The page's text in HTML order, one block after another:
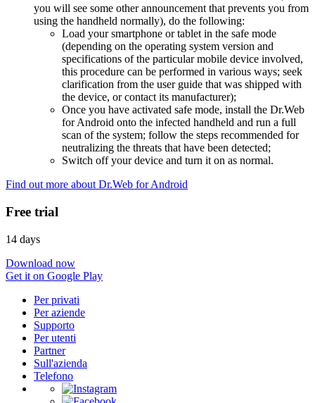
you will see some other announcement that prevents you from
using the handheld normally), do the following:
Load your smartphone or tablet in the safe mode
(depending on the operating system version and
specifications of the particular mobile device involved,
this procedure can be performed in various ways; seek
clarification from the user guide that was shipped with
the device, or contact its manufacturer);
Once you have activated safe mode, install the Dr.Web
for Android onto the infected handheld and run a full
scan of the system; follow the steps recommended for
neutralizing the threats that have been detected;
Switch off your device and turn it on as normal.
Find out more about Dr.Web for Android
Free trial
14 days
Download now
Get it on Google Play
Per privati
Per aziende
Supporto
Per utenti
Partner
Sull'azienda
Telefono